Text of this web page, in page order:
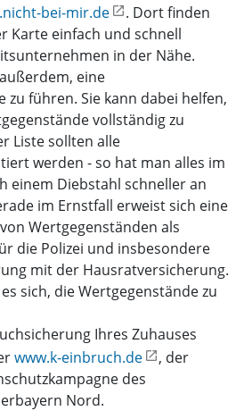
bei-mir.de
. Dort finden
Karte einfach und schnell
in der Nähe.
eine
zu führen. Sie kann dabei helfen,
vollständig zu
Liste sollten alle
werden - so hat man alles im
einem Diebstahl schneller an
im Ernstfall erweist sich eine
Wertgegenständen als
die Polizei und insbesondere
mit der Hausratversicherung.
sich, die Wertgegenstände zu
Ihres Zuhauses
www.k-einbruch.de
, der
des
Nord.